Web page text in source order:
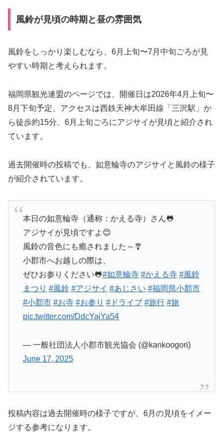
風鈴が見頃の時期と昼の雰囲気
風鈴をしっかり楽しむなら、6月上旬〜7月中旬ごろが見
やすい時期と考えられます。
福岡県観光連盟のページでは、開催日は2026年4月上旬〜
8月下旬予定、アクセスは西鉄天神大牟田線「三沢駅」か
ら徒歩約15分、6月上旬ごろにアジサイが見頃と紹介され
ています。
過去開催時の投稿でも、如意輪寺のアジサイと風鈴の様子
が紹介されています。
本日の如意輪寺（通称：かえる寺）さん🐸
アジサイが見頃ですよ😊
風鈴の音色にも癒されました～🎐
小郡市へお越しの際は、
ぜひお参りください🐸#如意輪寺 #かえる寺 #風鈴
まつり #風鈴 #アジサイ #あじさい #福岡県小郡市
#小郡市 #お寺 #お参り #ドライブ #旅行 #旅
pic.twitter.com/DdcYajYa54
— 一般社団法人小郡市観光協会 (@kankoogori)
June 17, 2025
投稿内容は過去開催時の様子ですが、6月の見頃をイメー
ジする参考になります。